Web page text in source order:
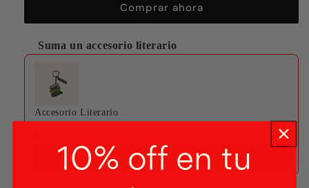
Comprar ahora
Suma un accesorio literario
Use the Previous and Next buttons to navigate through
Accesorio Literario
Agregar
10% off en tu